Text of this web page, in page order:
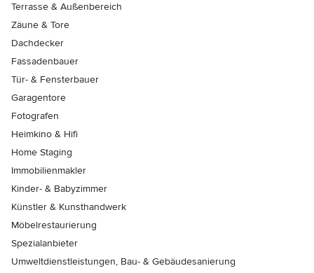
Terrasse & Außenbereich
Zäune & Tore
Dachdecker
Fassadenbauer
Tür- & Fensterbauer
Garagentore
Fotografen
Heimkino & Hifi
Home Staging
Immobilienmakler
Kinder- & Babyzimmer
Künstler & Kunsthandwerk
Möbelrestaurierung
Spezialanbieter
Umweltdienstleistungen, Bau- & Gebäudesanierung